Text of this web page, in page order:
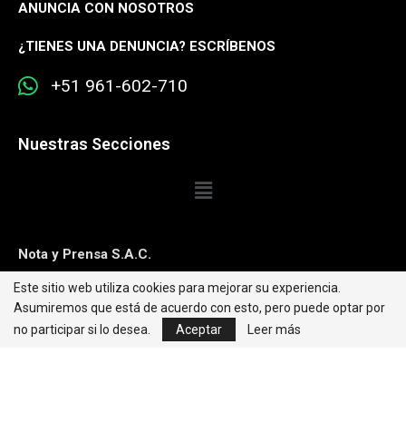
ANUNCIA CON NOSOTROS
¿TIENES UNA DENUNCIA? ESCRÍBENOS
+51 961-602-710
Nuestras Secciones
Nota y Prensa S.A.C.
Contacto:editorweb@caretas.com.pe
Síguenos:
Este sitio web utiliza cookies para mejorar su experiencia.
Asumiremos que está de acuerdo con esto, pero puede optar por
no participar si lo desea.
Aceptar Leer más